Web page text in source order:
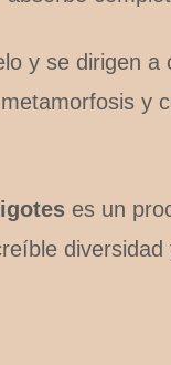
y se dirigen a
y
es un
diversidad